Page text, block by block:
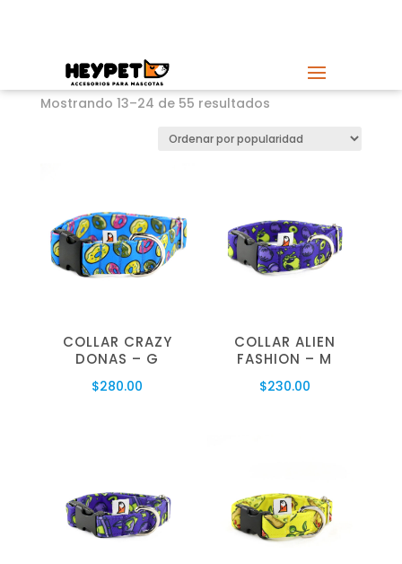
Mostrando 13–24 de 55 resultadosOrdenado
popularidad
COLLAR CRAZY
DONAS – G
$280.00
COLLAR ALIEN
FASHION – M
$230.00